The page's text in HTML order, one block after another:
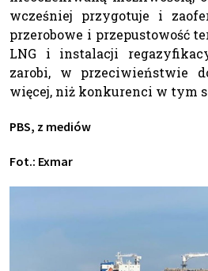
wcześniej przygotuje i
przerobowe i przepustowość
LNG i instalacji
zarobi, w przeciwieństwie
więcej, niż konkurenci w tym
PBS, z mediów
Fot.: Exmar